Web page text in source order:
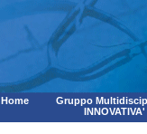
Home
Gruppo
INNOVATIVA'